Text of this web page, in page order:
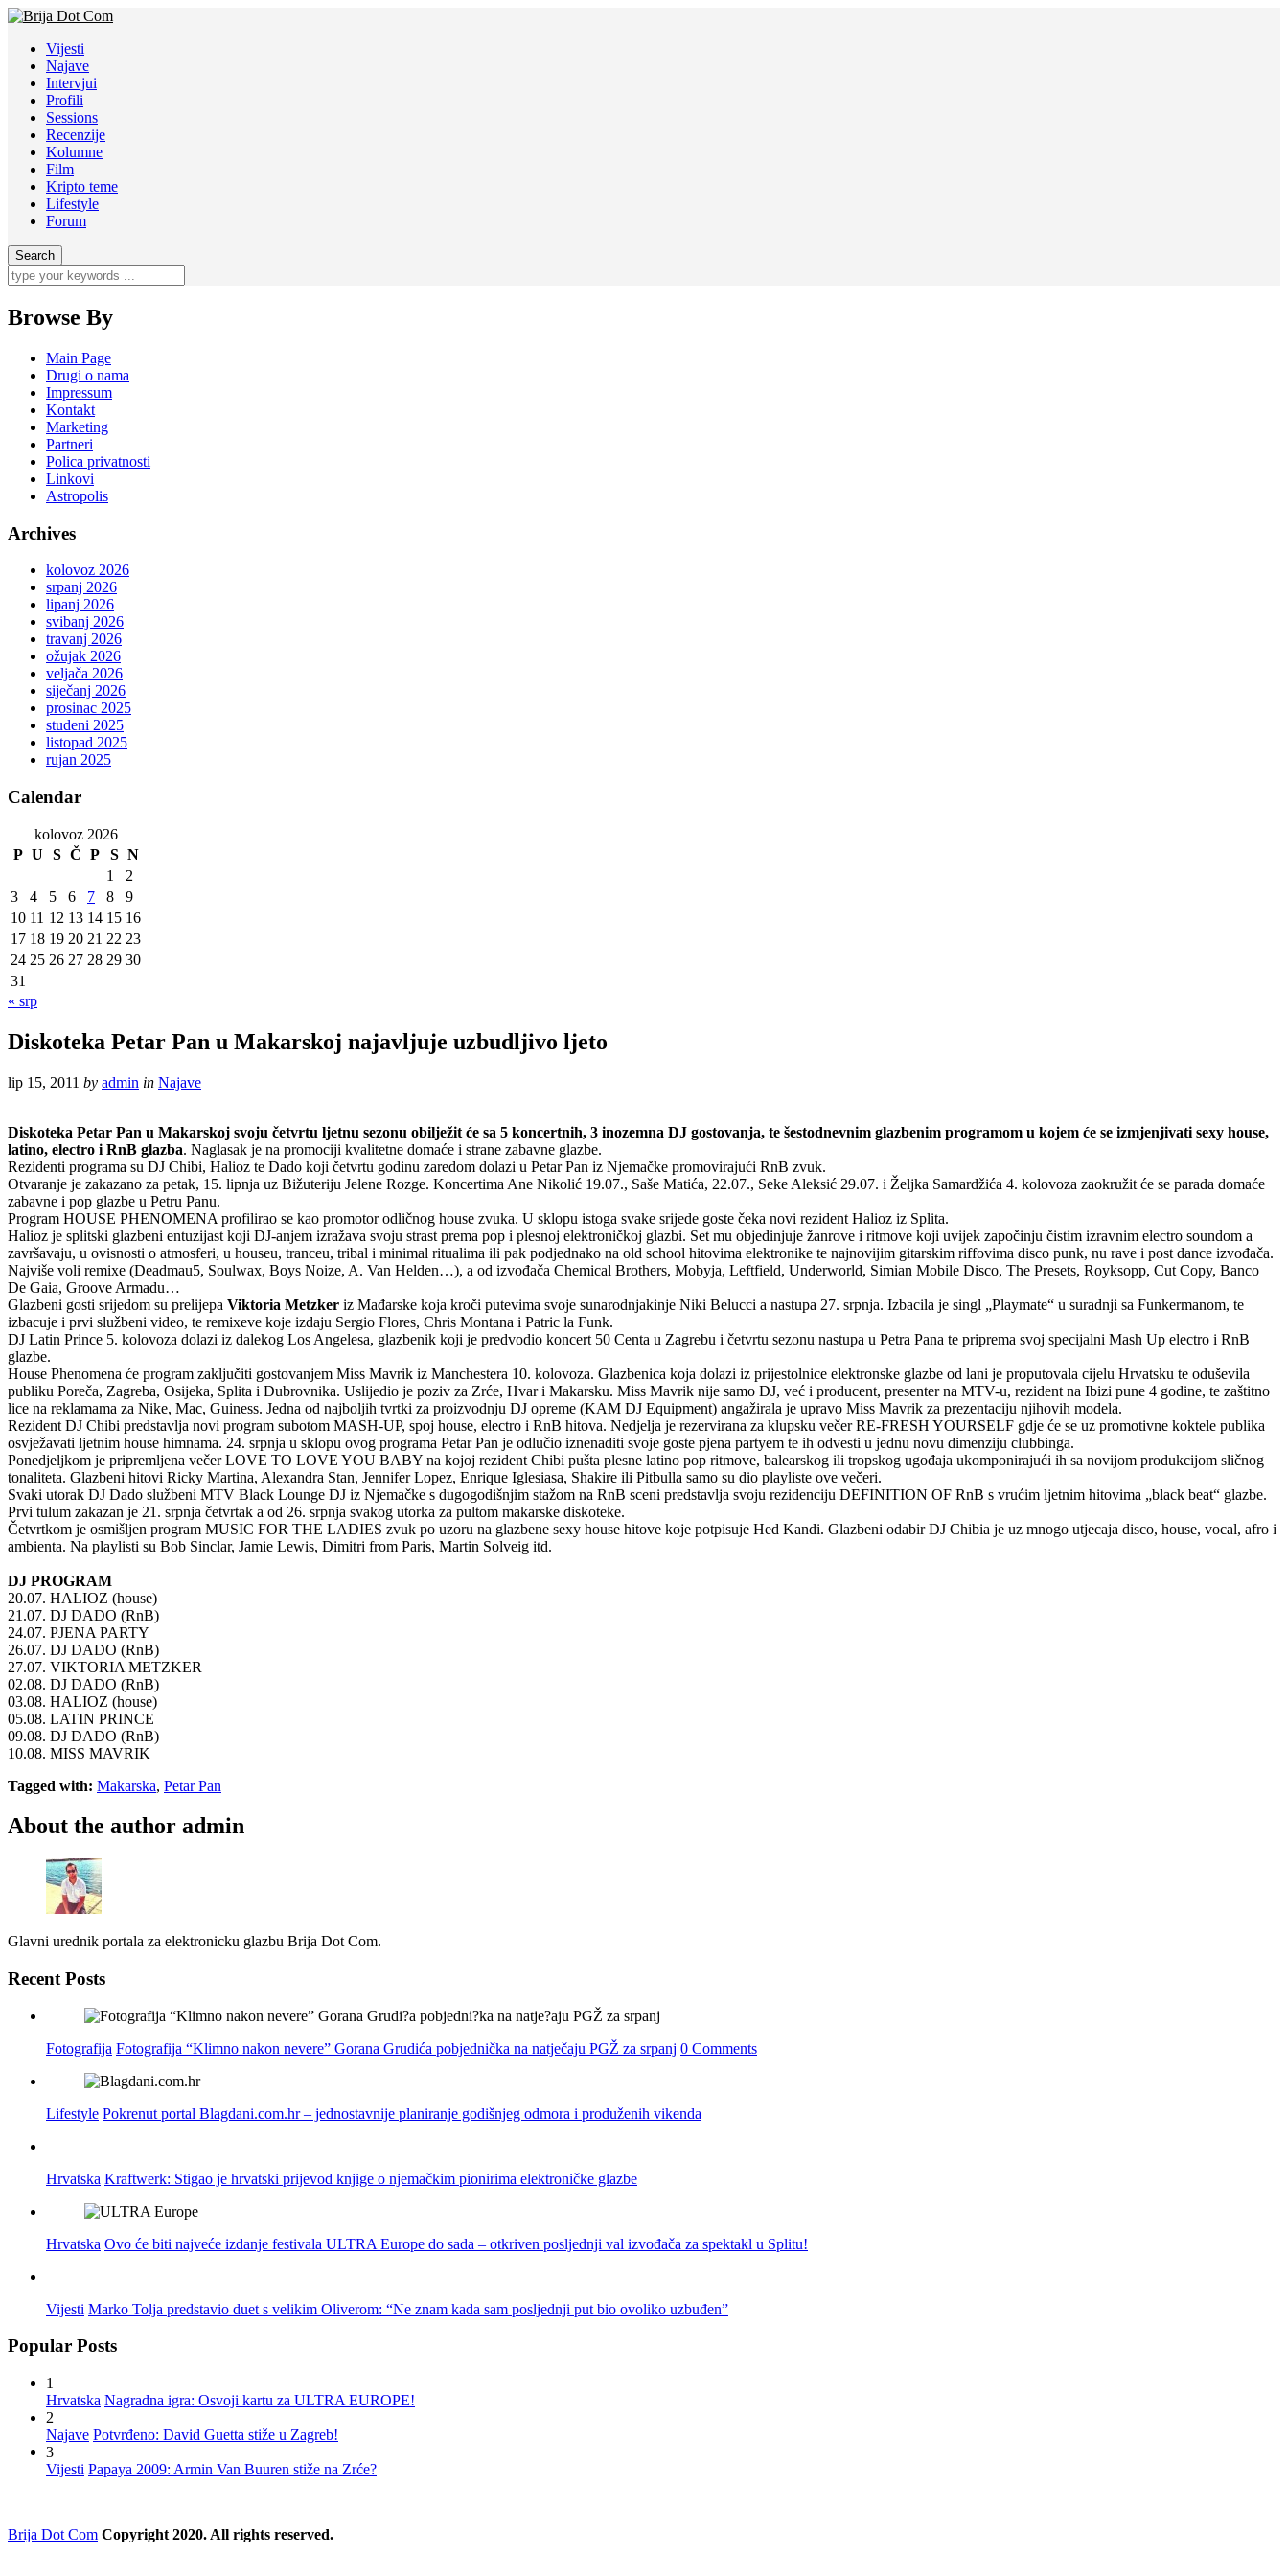
Vijesti
Najave
Intervjui
Profili
Sessions
Recenzije
Kolumne
Film
Kripto teme
Lifestyle
Forum
Browse By
Main Page
Drugi o nama
Impressum
Kontakt
Marketing
Partneri
Polica privatnosti
Linkovi
Astropolis
Archives
kolovoz 2026
srpanj 2026
lipanj 2026
svibanj 2026
travanj 2026
ožujak 2026
veljača 2026
siječanj 2026
prosinac 2025
studeni 2025
listopad 2025
rujan 2025
Calendar
kolovoz 2026
P U S Č P S N
1
2
3
4 5 6 7 8
9
10 11 12 13 14 15 16
17 18 19 20 21 22 23
24 25 26 27 28 29 30
31
« srp
Diskoteka Petar Pan u Makarskoj najavljuje uzbudljivo ljeto
lip 15, 2011 by admin in Najave
Diskoteka Petar Pan u Makarskoj svoju četvrtu ljetnu sezonu obilježit će sa 5 koncertnih, 3 inozemna DJ gostovanja, te šestodnevnim glazbenim programom u kojem će se izmjenjivati sexy house,
latino, electro i RnB glazba. Naglasak je na promociji kvalitetne domaće i strane zabavne glazbe.
Rezidenti programa su DJ Chibi, Halioz te Dado koji četvrtu godinu zaredom dolazi u Petar Pan iz Njemačke promovirajući RnB zvuk.
Otvaranje je zakazano za petak, 15. lipnja uz Bižuteriju Jelene Rozge. Koncertima Ane Nikolić 19.07., Saše Matića, 22.07., Seke Aleksić 29.07. i Željka Samardžića 4. kolovoza zaokružit će se parada domaće
zabavne i pop glazbe u Petru Panu.
Program HOUSE PHENOMENA profilirao se kao promotor odličnog house zvuka. U sklopu istoga svake srijede goste čeka novi rezident Halioz iz Splita.
Halioz je splitski glazbeni entuzijast koji DJ-anjem izražava svoju strast prema pop i plesnoj elektroničkoj glazbi. Set mu objedinjuje žanrove i ritmove koji uvijek započinju čistim izravnim electro soundom a
završavaju, u ovisnosti o atmosferi, u houseu, tranceu, tribal i minimal ritualima ili pak podjednako na old school hitovima elektronike te najnovijim gitarskim riffovima disco punk, nu rave i post dance izvođača.
Najviše voli remixe (Deadmau5, Soulwax, Boys Noize, A. Van Helden…), a od izvođača Chemical Brothers, Mobyja, Leftfield, Underworld, Simian Mobile Disco, The Presets, Royksopp, Cut Copy, Banco
De Gaia, Groove Armadu…
Glazbeni gosti srijedom su prelijepa Viktoria Metzker iz Mađarske koja kroči putevima svoje sunarodnjakinje Niki Belucci a nastupa 27. srpnja. Izbacila je singl „Playmate“ u suradnji sa Funkermanom, te
izbacuje i prvi službeni video, te remixeve koje izdaju Sergio Flores, Chris Montana i Patric la Funk.
DJ Latin Prince 5. kolovoza dolazi iz dalekog Los Angelesa, glazbenik koji je predvodio koncert 50 Centa u Zagrebu i četvrtu sezonu nastupa u Petra Pana te priprema svoj specijalni Mash Up electro i RnB
glazbe.
House Phenomena će program zaključiti gostovanjem Miss Mavrik iz Manchestera 10. kolovoza. Glazbenica koja dolazi iz prijestolnice elektronske glazbe od lani je proputovala cijelu Hrvatsku te oduševila
publiku Poreča, Zagreba, Osijeka, Splita i Dubrovnika. Uslijedio je poziv za Zrće, Hvar i Makarsku. Miss Mavrik nije samo DJ, već i producent, presenter na MTV-u, rezident na Ibizi pune 4 godine, te zaštitno
lice na reklamama za Nike, Mac, Guiness. Jedna od najboljih tvrtki za proizvodnju DJ opreme (KAM DJ Equipment) angažirala je upravo Miss Mavrik za prezentaciju njihovih modela.
Rezident DJ Chibi predstavlja novi program subotom MASH-UP, spoj house, electro i RnB hitova. Nedjelja je rezervirana za klupsku večer RE-FRESH YOURSELF gdje će se uz promotivne koktele publika
osvježavati ljetnim house himnama. 24. srpnja u sklopu ovog programa Petar Pan je odlučio iznenaditi svoje goste pjena partyem te ih odvesti u jednu novu dimenziju clubbinga.
Ponedjeljkom je pripremljena večer LOVE TO LOVE YOU BABY na kojoj rezident Chibi pušta plesne latino pop ritmove, balearskog ili tropskog ugođaja ukomponirajući ih sa novijom produkcijom sličnog
tonaliteta. Glazbeni hitovi Ricky Martina, Alexandra Stan, Jennifer Lopez, Enrique Iglesiasa, Shakire ili Pitbulla samo su dio playliste ove večeri.
Svaki utorak DJ Dado službeni MTV Black Lounge DJ iz Njemačke s dugogodišnjim stažom na RnB sceni predstavlja svoju rezidenciju DEFINITION OF RnB s vrućim ljetnim hitovima „black beat“ glazbe.
Prvi tulum zakazan je 21. srpnja četvrtak a od 26. srpnja svakog utorka za pultom makarske diskoteke.
Četvrtkom je osmišljen program MUSIC FOR THE LADIES zvuk po uzoru na glazbene sexy house hitove koje potpisuje Hed Kandi. Glazbeni odabir DJ Chibia je uz mnogo utjecaja disco, house, vocal, afro i
ambienta. Na playlisti su Bob Sinclar, Jamie Lewis, Dimitri from Paris, Martin Solveig itd.
DJ PROGRAM
20.07. HALIOZ (house)
21.07. DJ DADO (RnB)
24.07. PJENA PARTY
26.07. DJ DADO (RnB)
27.07. VIKTORIA METZKER
02.08. DJ DADO (RnB)
03.08. HALIOZ (house)
05.08. LATIN PRINCE
09.08. DJ DADO (RnB)
10.08. MISS MAVRIK
Tagged with: Makarska, Petar Pan
About the author admin
Glavni urednik portala za elektronicku glazbu Brija Dot Com.
Recent Posts
Fotografija Fotografija “Klimno nakon nevere” Gorana Grudića pobjednička na natječaju PGŽ za srpanj 0 Comments
Lifestyle Pokrenut portal Blagdani.com.hr – jednostavnije planiranje godišnjeg odmora i produženih vikenda
Hrvatska Kraftwerk: Stigao je hrvatski prijevod knjige o njemačkim pionirima elektroničke glazbe
Hrvatska Ovo će biti najveće izdanje festivala ULTRA Europe do sada – otkriven posljednji val izvođača za spektakl u Splitu!
Vijesti Marko Tolja predstavio duet s velikim Oliverom: “Ne znam kada sam posljednji put bio ovoliko uzbuđen”
Popular Posts
1
Hrvatska Nagradna igra: Osvoji kartu za ULTRA EUROPE!
2
Najave Potvrđeno: David Guetta stiže u Zagreb!
3
Vijesti Papaya 2009: Armin Van Buuren stiže na Zrće?
Brija Dot Com Copyright 2020. All rights reserved.